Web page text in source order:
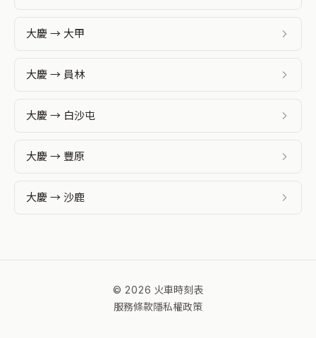
大慶 → 大甲
大慶 → 員林
大慶 → 白沙屯
大慶 → 豐原
大慶 → 沙鹿
© 2026 火車時刻表
服務條款隱私權政策